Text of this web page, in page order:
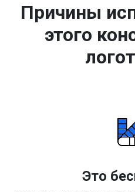
Причины
этого
Это